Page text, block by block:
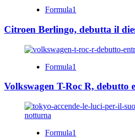
Formula1
Citroen Berlingo, debutta il
Formula1
Volkswagen T-Roc R, debutto
Formula1